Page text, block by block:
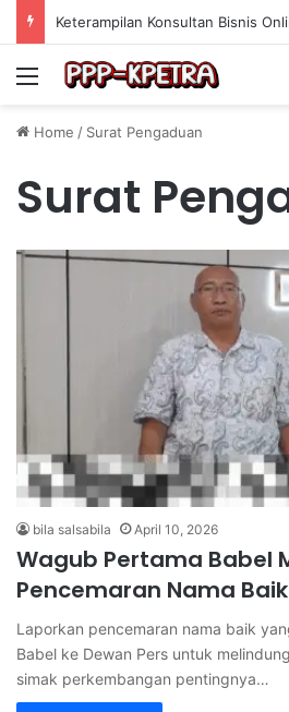
Menu
Home / Surat Pengaduan
Surat
bila salsabila April 10, 2026
Wagub Pertama Babel
Pencemaran Nama
Laporkan pencemaran nama baik
Babel ke Dewan Pers untuk
simak perkembangan pentingnya…